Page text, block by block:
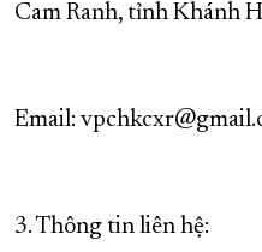
Cam Ranh, tỉnh Khánh
Email:
3. Thông tin liên hệ: